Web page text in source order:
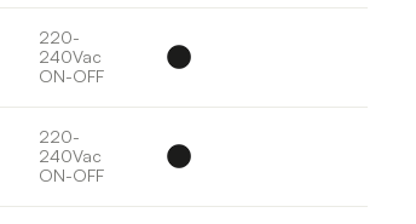
220-
240Vac
ON-OFF
220-
240Vac
ON-OFF